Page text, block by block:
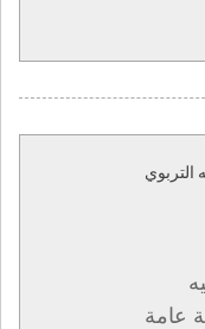
عامة